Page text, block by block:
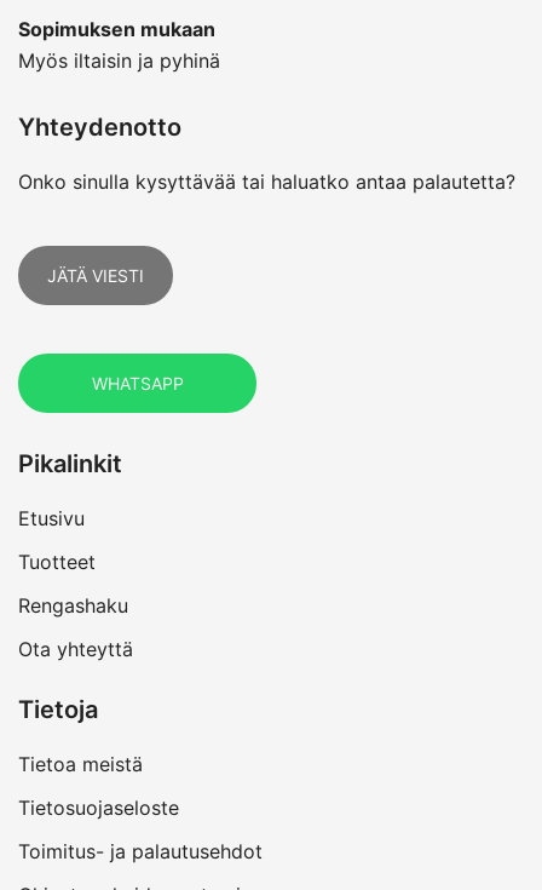
Sopimuksen mukaan
Myös iltaisin ja pyhinä
Yhteydenotto
Onko sinulla kysyttävää tai haluatko antaa palautetta?
JÄTÄ VIESTI
WHATSAPP
Pikalinkit
Etusivu
Tuotteet
Rengashaku
Ota yhteyttä
Tietoja
Tietoa meistä
Tietosuojaseloste
Toimitus- ja palautusehdot